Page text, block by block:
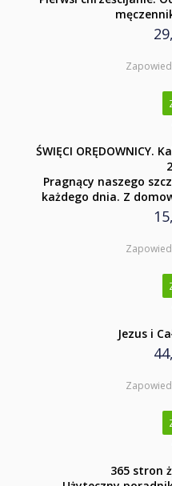
ŚWIĘCI
Pragnący naszego
każdego dnia. Z
Jezus i
365 stron